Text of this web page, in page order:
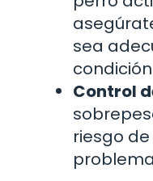
sea
Control
riesgo